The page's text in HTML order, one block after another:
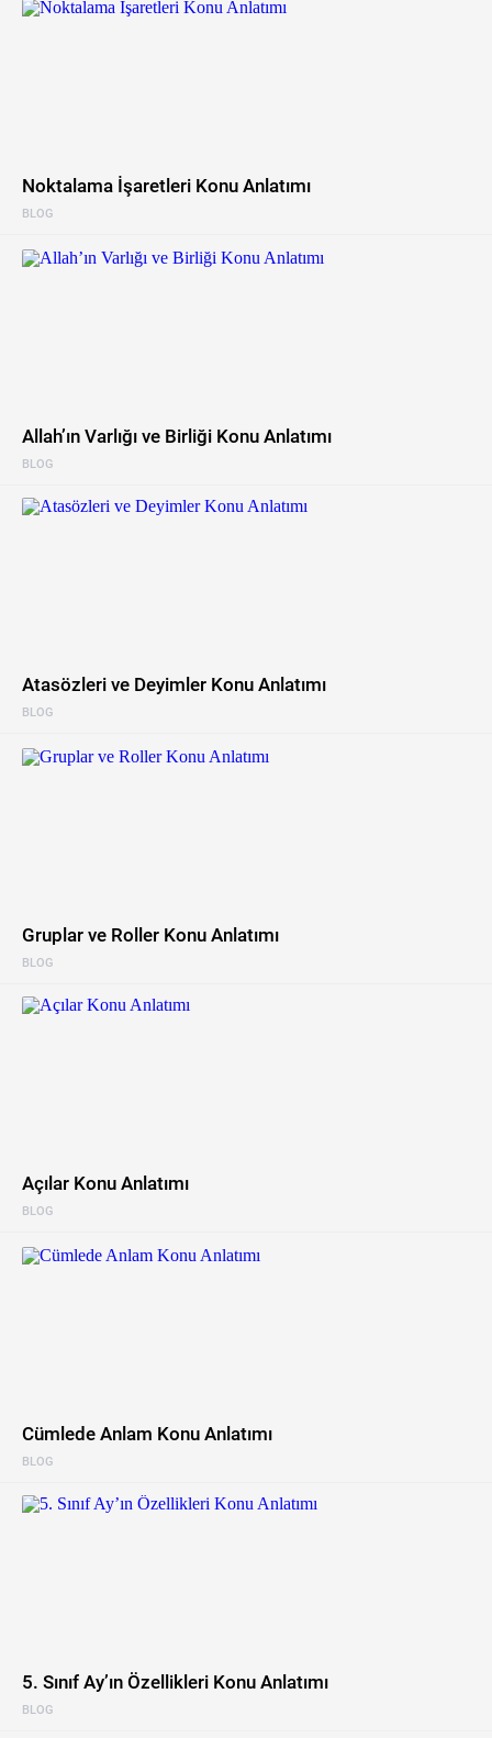
BLOG
Noktalama İşaretleri Konu Anlatımı
BLOG
Allah’ın Varlığı ve Birliği Konu Anlatımı
BLOG
Atasözleri ve Deyimler Konu Anlatımı
BLOG
Gruplar ve Roller Konu Anlatımı
BLOG
Açılar Konu Anlatımı
BLOG
Cümlede Anlam Konu Anlatımı
BLOG
5. Sınıf Ay’ın Özellikleri Konu Anlatımı